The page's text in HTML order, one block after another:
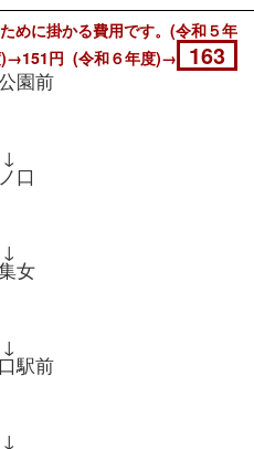
めに掛かる費用です。(令和５年
)→151円 (令和６年度)→
163
園前
↓
口
↓
女
↓
駅前
↓